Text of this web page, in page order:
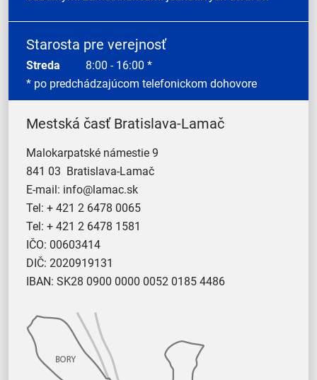
Starosta pre verejnosť
Streda 8:00 - 16:00 *
* po predchádzajúcom telefonickom dohovore
Mestská časť Bratislava-Lamač
Malokarpatské námestie 9
841 03 Bratislava-Lamač
E-mail: info@lamac.sk
Tel: + 421 2 6478 0065
Tel: + 421 2 6478 1581
IČO: 00603414
DIČ: 2020919131
IBAN: SK28 0900 0000 0052 0185 4486